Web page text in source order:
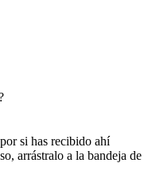
si has recibido ahí
arrástralo a la bandeja de